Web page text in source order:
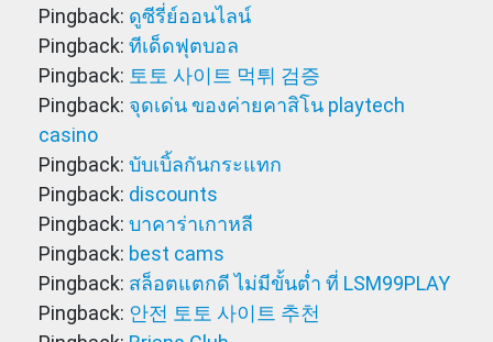
Pingback: ดูซีรี่ย์ออนไลน์
Pingback: ทีเด็ดฟุตบอล
Pingback: 토토 사이트 먹튀 검증
Pingback: จุดเด่น ของค่ายคาสิโน playtech
casino
Pingback: บับเบิ้ลกันกระแทก
Pingback: discounts
Pingback: บาคาร่าเกาหลี
Pingback: best cams
Pingback: สล็อตแตกดี ไม่มีขั้นต่ำ ที่ LSM99PLAY
Pingback: 안전 토토 사이트 추천